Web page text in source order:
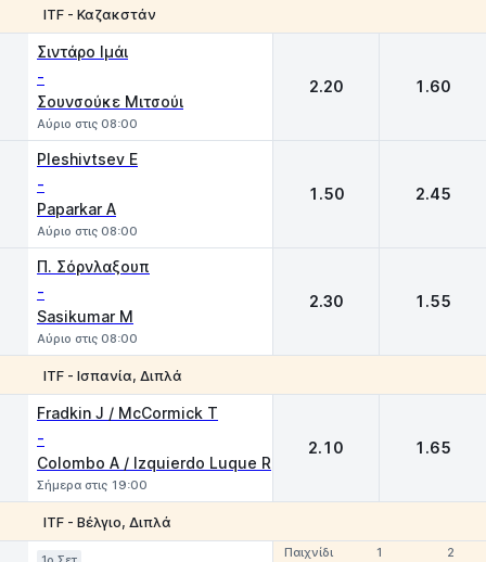
ITF - Καζακστάν
Σιντάρο Ιμάι
-
Σουνσούκε Μιτσούι
Αύριο στις 08:00
2.20 1.60
Pleshivtsev E
-
Paparkar A
Αύριο στις 08:00
1.50 2.45
Π. Σόρνλαξουπ
-
Sasikumar M
Αύριο στις 08:00
2.30 1.55
ITF - Ισπανία, Διπλά
Fradkin J / McCormick T
-
Colombo A / Izquierdo Luque R
Σήμερα στις 19:00
2.10 1.65
ITF - Βέλγιο, Διπλά
Παιχνίδι 1 2
Παιχνίδι 1 2